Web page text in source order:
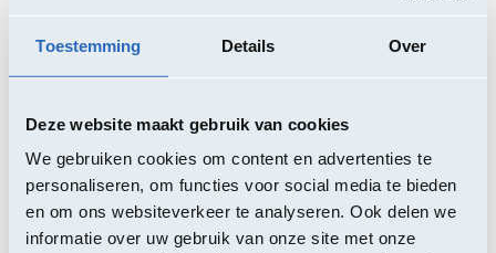
Toestemming Details Over
Deze website maakt gebruik van cookies
We gebruiken cookies om content en advertenties te
personaliseren, om functies voor social media te bieden
en om ons websiteverkeer te analyseren. Ook delen we
informatie over uw gebruik van onze site met onze
SEP.